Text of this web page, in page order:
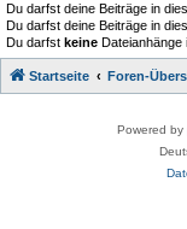
Du darfst deine Beiträge in
Du darfst deine Beiträge in
Du darfst keine Dateianhänge
Startseite Foren-
Powered by